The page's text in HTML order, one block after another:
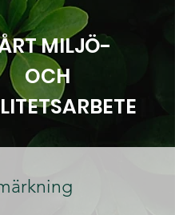
MILJÖ-
OCH